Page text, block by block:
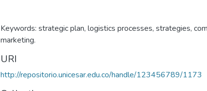
Keywords: strategic plan, logistics processes, strategies,
marketing.
URI
http://repositorio.unicesar.edu.co/handle/123456789/1173